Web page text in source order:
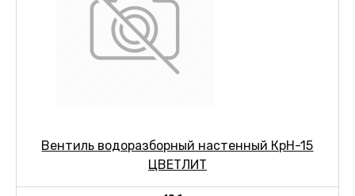
Вентиль водоразборный настенный КрН-15
ЦВЕТЛИТ